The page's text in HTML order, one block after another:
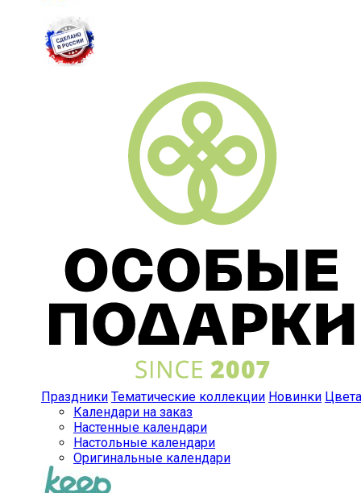
Праздники Тематические коллекции Новинки Цвета
Календари на заказ
Настенные календари
Настольные календари
Оригинальные календари